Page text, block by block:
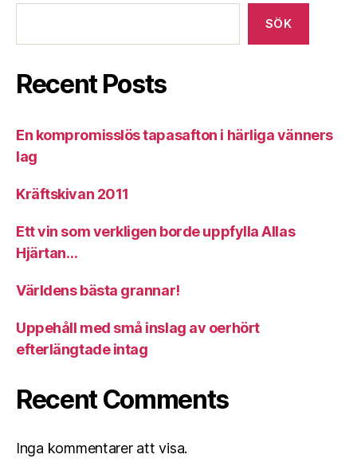
SÖK
Recent Posts
En kompromisslös tapasafton i härliga vänners
lag
Kräftskivan 2011
Ett vin som verkligen borde uppfylla Allas
Hjärtan…
Världens bästa grannar!
Uppehåll med små inslag av oerhört
efterlängtade intag
Recent Comments
Inga kommentarer att visa.